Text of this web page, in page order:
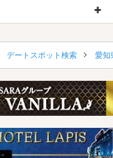
デートスポット検索 愛知